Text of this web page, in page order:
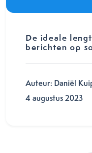
De ideale
berichten op
Auteur: Daniël
4 augustus 2023